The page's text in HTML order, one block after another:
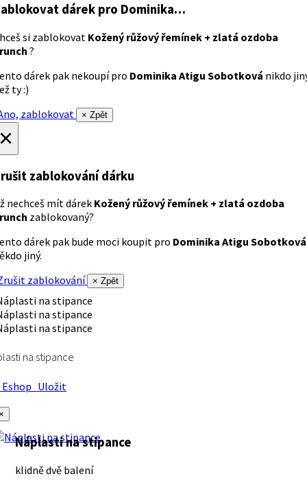
dárek pro Dominika…
si zablokovat Kožený růžový řemínek + zlatá ozdoba
?
dárek pak nekoupí pro Dominika Atigu Sobotková nikdo
ty :)
zablokovat
× Zpět
zablokování dárku
nechceš mít dárek Kožený růžový řemínek + zlatá ozdoba
zablokovaný?
dárek pak bude moci koupit pro Dominika Atigu Sobotková
jiný.
zablokování
× Zpět
na stipance
Uložit
Náplasti na stipance
klidně dvě balení